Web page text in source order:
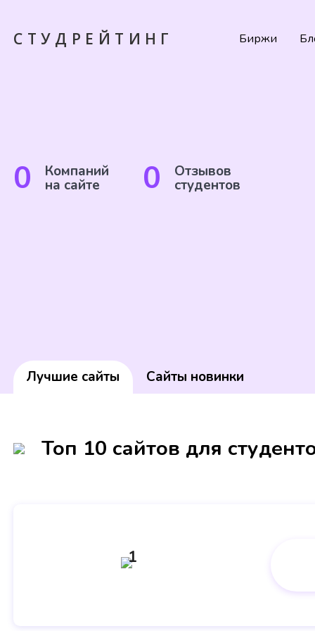
СТУДРЕЙТИНГ Биржи
0 Компаний
на сайте 0 Отзывов
студентов
Лучшие сайты Сайты новинки
Топ 10 сайтов для
1